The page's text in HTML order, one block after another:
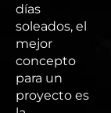
días
soleados, el
mejor
concepto
para un
proyecto es